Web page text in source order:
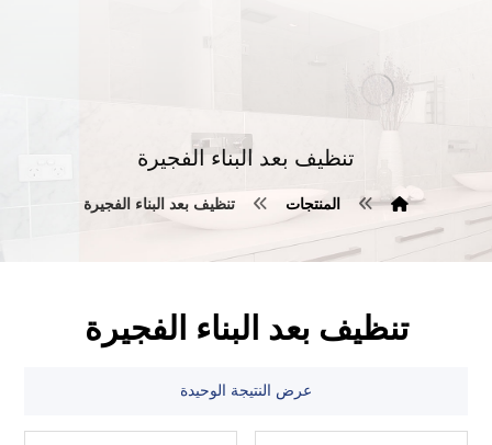
تنظيف بعد البناء الفجيرة
المنتجات تنظيف بعد البناء الفجيرة
تنظيف بعد البناء الفجيرة
عرض النتيجة الوحيدة